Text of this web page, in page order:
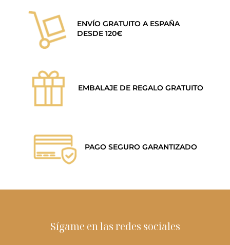
ENVÍO GRATUITO A ESPAÑA
DESDE 120€
EMBALAJE DE REGALO GRATUITO
PAGO SEGURO GARANTIZADO
Sígame en las redes sociales